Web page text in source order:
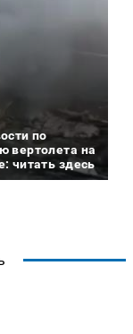
по
вертолета на
читать здесь